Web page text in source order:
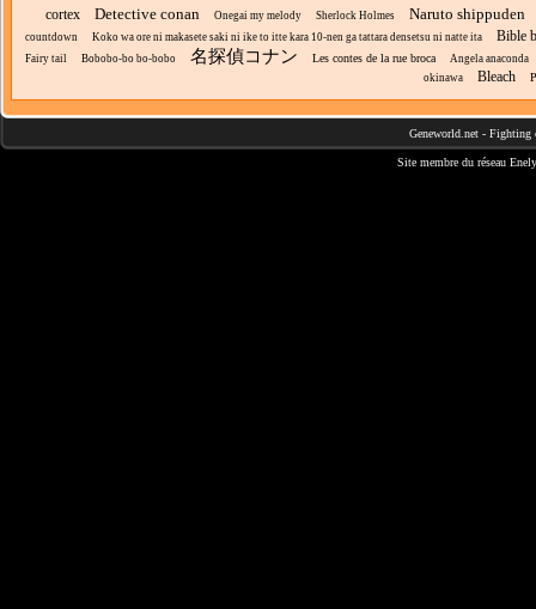
cortex Detective conan Onegai my melody Sherlock Holmes Naruto shippuden
countdown Koko wa ore ni makasete saki ni ike to itte kara 10-nen ga tattara densetsu ni natte ita Bible
Fairy tail Bobobo-bo bo-bobo 名探偵コナン Les contes de la rue broca
Angela anaconda
okinawa
Bleach
Geneworld.net - Fighting
Site membre du réseau